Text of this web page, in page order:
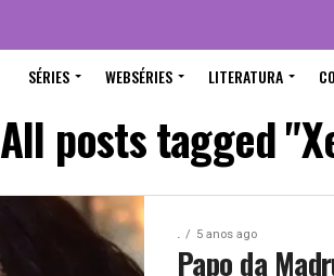
SÉRIES WEBSÉRIES LITERATURA
All posts tagged
. 5 anos ago
Papo da